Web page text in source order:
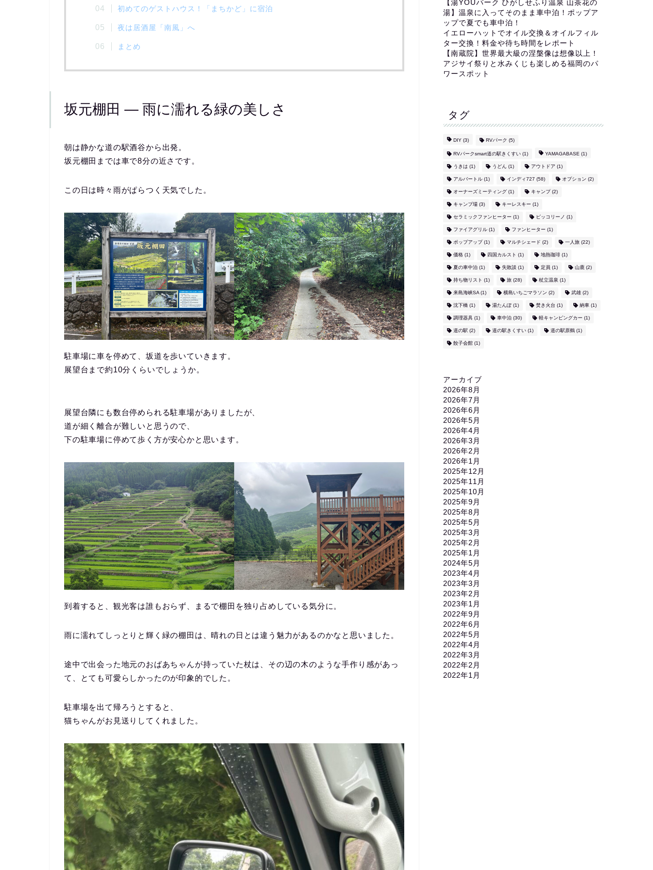
初めてのゲストハウス！「まちかど」に宿泊
夜は居酒屋「南風」へ
まとめ
坂元棚田 ― 雨に濡れる緑の美しさ
朝は静かな道の駅酒谷から出発。
坂元棚田までは車で8分の近さです。
この日は時々雨がぱらつく天気でした。
駐車場に車を停めて、坂道を歩いていきます。
展望台まで約10分くらいでしょうか。
展望台隣にも数台停められる駐車場がありましたが、
道が細く離合が難しいと思うので、
下の駐車場に停めて歩く方が安心かと思います。
到着すると、観光客は誰もおらず、まるで棚田を独り占めしている気分に。
雨に濡れてしっとりと輝く緑の棚田は、晴れの日とは違う魅力があるのかなと思いました。
途中で出会った地元のおばあちゃんが持っていた杖は、その辺の木のような手作り感があっ
て、とても可愛らしかったのが印象的でした。
駐車場を出て帰ろうとすると、
猫ちゃんがお見送りしてくれました。
【湯YOUパーク ひがしせふり温泉 山茶花の
湯】温泉に入ってそのまま車中泊！ポップア
ップで夏でも車中泊！
イエローハットでオイル交換＆オイルフィル
ター交換！料金や待ち時間をレポート
【南蔵院】世界最大級の涅槃像は想像以上！
アジサイ祭りと水みくじも楽しめる福岡のパ
ワースポット
タグ
DIY(3) RVパーク (5)
RVパークsmart道の駅きくすい(1) YAMAGABASE (1)
うきは (1) うどん (1) アウトドア (1)
アルバートル(1) インディ727 (58) オプション (2)
オーナーズミーティング(1) キャンプ(2)
キャンプ場(3) キーレスキー (1)
セラミックファンヒーター (1) ピッコリーノ (1)
ファイアグリル(1) ファンヒーター (1)
ポップアップ(1) マルチシェード (2) 一人旅(22)
価格(1) 四国カルスト (1) 地熱珈琲(1)
夏の車中泊(1) 失敗談 (1) 定員 (1) 山鹿(2)
持ち物リスト (1) 旅(28) 杖立温泉 (1)
来島海峡SA(1) 横島いちごマラソン (2) 武雄(2)
沈下橋(1) 湯たんぽ(1) 焚き火台 (1) 納車(1)
調理器具(1) 車中泊(30) 軽キャンピングカー (1)
道の駅 (2) 道の駅きくすい(1) 道の駅原鶴(1)
餃子会館(1)
アーカイブ
2026年8月
2026年7月
2026年6月
2026年5月
2026年4月
2026年3月
2026年2月
2026年1月
2025年12月
2025年11月
2025年10月
2025年9月
2025年8月
2025年5月
2025年3月
2025年2月
2025年1月
2024年5月
2023年4月
2023年3月
2023年2月
2023年1月
2022年9月
2022年6月
2022年5月
2022年4月
2022年3月
2022年2月
2022年1月